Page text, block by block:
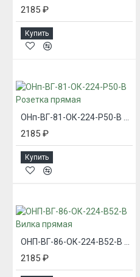
2185 ₽
Купить
ОНп-ВГ-81-ОК-224-Р50-В Розетка прямая
2185 ₽
Купить
ОНП-ВГ-86-ОК-224-В52-В Вилка прямая
2185 ₽